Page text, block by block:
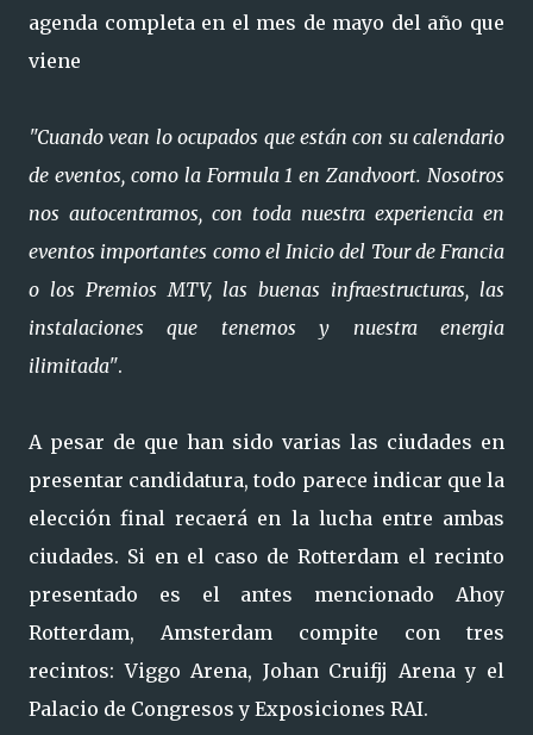
agenda completa en el mes de mayo del año que
viene
"Cuando vean lo ocupados que están con su calendario
de eventos, como la Formula 1 en Zandvoort. Nosotros
nos autocentramos, con toda nuestra experiencia en
eventos importantes como el Inicio del Tour de Francia
o los Premios MTV, las buenas infraestructuras, las
instalaciones que tenemos y nuestra energia
ilimitada".
A pesar de que han sido varias las ciudades en
presentar candidatura, todo parece indicar que la
elección final recaerá en la lucha entre ambas
ciudades. Si en el caso de Rotterdam el recinto
presentado es el antes mencionado Ahoy
Rotterdam, Amsterdam compite con tres
recintos: Viggo Arena, Johan Cruifjj Arena y el
Palacio de Congresos y Exposiciones RAI.